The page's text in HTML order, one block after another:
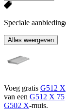
Speciale
Alles weergeven
Voeg gratis G512 X
van een G512 X 75
G502 X-muis.